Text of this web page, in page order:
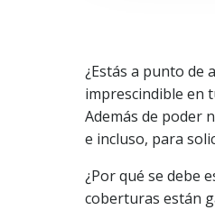
¿Estás a punto de
imprescindible en
Además de poder
e incluso, para
¿Por qué se debe
coberturas están